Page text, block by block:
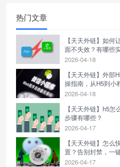
热门文章
【天天外链】如
面不失效？有哪些
2026-04-18
【天天外链】外
操指南，从H5到小
2026-04-18
【天天外链】h5
步骤有哪些？
2026-04-17
【天天外链】怎
置？告别封禁，一
2026-04-17